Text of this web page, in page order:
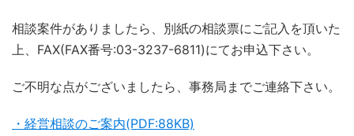
相談案件がありましたら、別紙の相談票にご記入を頂いた
上、FAX(FAX番号:03-3237-6811)にてお申込下さい。
ご不明な点がございましたら、事務局までご連絡下さい。
・経営相談のご案内(PDF:88KB)